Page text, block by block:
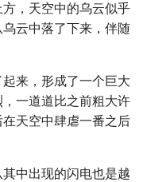
，天空中的乌云似乎
云中落了下来，伴随
来，形成了一个巨大
一道道比之前粗大许
天空中肆虐一番之后
中出现的闪电也是越